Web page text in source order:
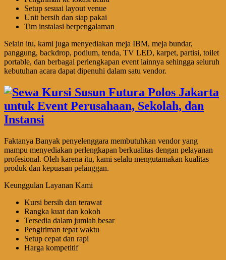
Setup sesuai layout venue
Unit bersih dan siap pakai
Tim instalasi berpengalaman
Selain itu, kami juga menyediakan meja IBM, meja bundar,
panggung, backdrop, podium, tenda, TV LED, karpet, partisi, toilet
portable, dan berbagai perlengkapan event lainnya sehingga seluruh
kebutuhan acara dapat dipenuhi dalam satu vendor.
Faktanya Banyak penyelenggara membutuhkan vendor yang
mampu menyediakan perlengkapan berkualitas dengan pelayanan
profesional. Oleh karena itu, kami selalu mengutamakan kualitas
produk dan kepuasan pelanggan.
Keunggulan Layanan Kami
Kursi bersih dan terawat
Rangka kuat dan kokoh
Tersedia dalam jumlah besar
Pengiriman tepat waktu
Setup cepat dan rapi
Harga kompetitif